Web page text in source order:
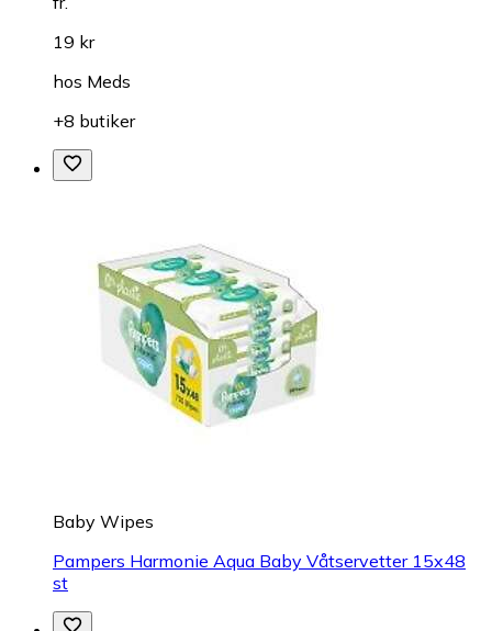
19 kr
hos Meds
+8 butiker
Baby Wipes
Pampers Harmonie Aqua Baby Våtservetter 15x48
st